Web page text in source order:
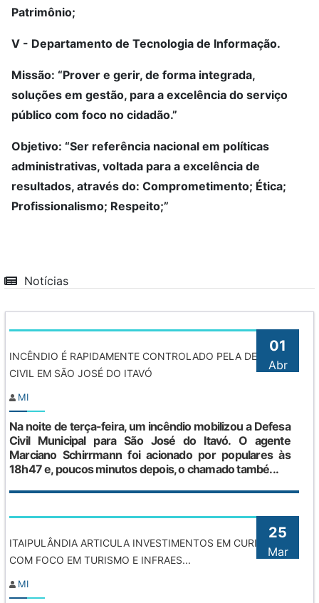
Patrimônio;
V - Departamento de Tecnologia de Informação.
Missão: “Prover e gerir, de forma integrada,
soluções em gestão, para a excelência do serviço
público com foco no cidadão.”
Objetivo: “Ser referência nacional em políticas
administrativas, voltada para a excelência de
resultados, através do: Comprometimento; Ética;
Profissionalismo; Respeito;”
Notícias
01
Abr
INCÊNDIO É RAPIDAMENTE CONTROLADO PELA DEFESA
CIVIL EM SÃO JOSÉ DO ITAVÓ
MI
Na noite de terça-feira, um incêndio mobilizou a Defesa
Civil Municipal para São José do Itavó. O agente
Marciano Schirrmann foi acionado por populares às
18h47 e, poucos minutos depois, o chamado també...
25
Mar
ITAIPULÂNDIA ARTICULA INVESTIMENTOS EM CURITIBA
COM FOCO EM TURISMO E INFRAES...
MI